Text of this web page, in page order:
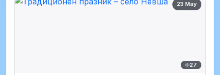
23 May
27